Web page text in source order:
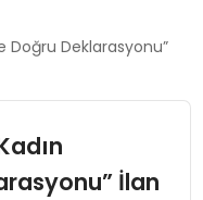
Doğru Deklarasyonu”
İlan